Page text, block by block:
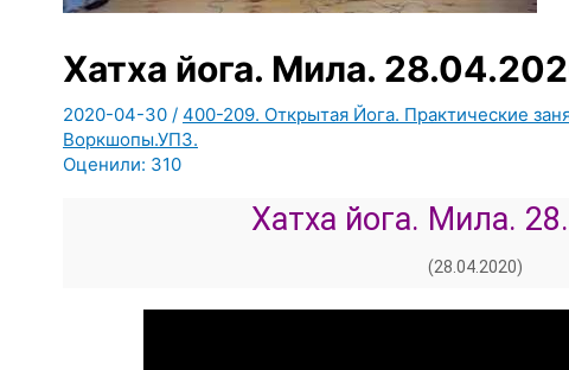
Хатха йога. Мила.
2020-04-30 / 400-209. Открытая Йога. Практические
Воркшопы.УПЗ.
Оценили: 310
Хатха йога. Мила.
(28.04.2020)